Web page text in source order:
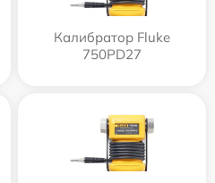
Калибратор Fluke
750PD27